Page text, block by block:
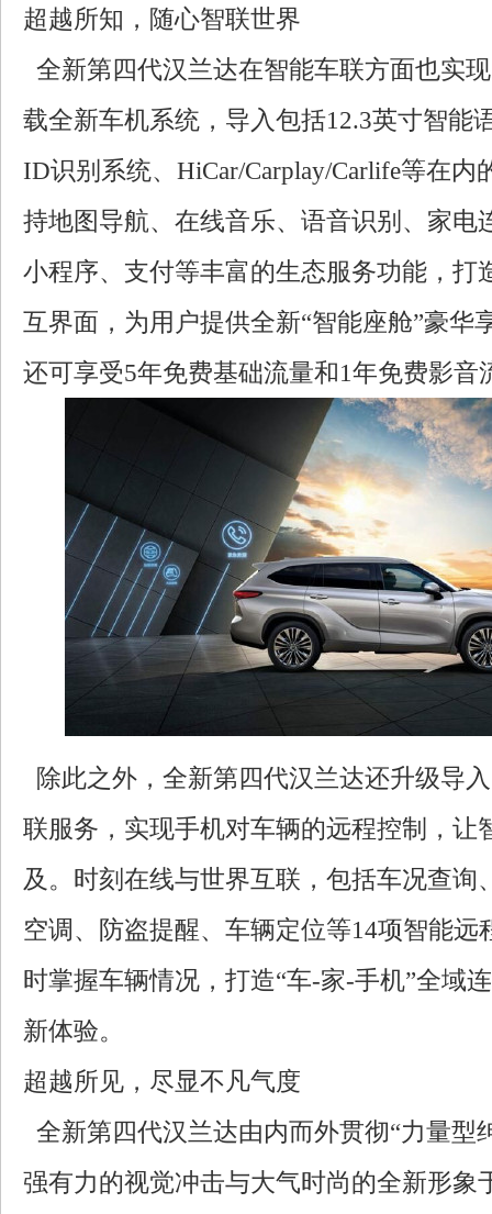
超越所知，随心智联世界
全新第四代汉兰达在智能车联方面也实
载全新车机系统，导入包括12.3英寸智能
ID识别系统、HiCar/Carplay/Carlife等在内
持地图导航、在线音乐、语音识别、家电
小程序、支付等丰富的生态服务功能，打
互界面，为用户提供全新“智能座舱”豪华
还可享受5年免费基础流量和1年免费影音
除此之外，全新第四代汉兰达还升级导
联服务，实现手机对车辆的远程控制，让
及。时刻在线与世界互联，包括车况查询
空调、防盗提醒、车辆定位等14项智能远
时掌握车辆情况，打造“车-家-手机”全域
新体验。
超越所见，尽显不凡气度
全新第四代汉兰达由内而外贯彻“力量型
强有力的视觉冲击与大气时尚的全新形象